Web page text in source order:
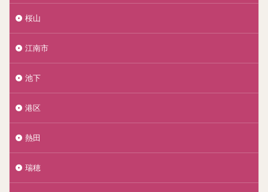
桜山
江南市
池下
港区
熱田
瑞穂